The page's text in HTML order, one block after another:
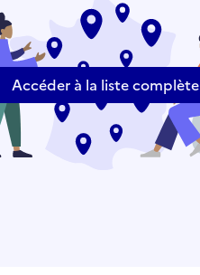
Accéder à la liste complète